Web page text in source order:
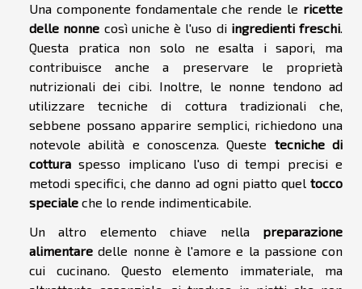
Una componente fondamentale che rende le ricette
delle nonne così uniche è l'uso di ingredienti freschi.
Questa pratica non solo ne esalta i sapori, ma
contribuisce anche a preservare le proprietà
nutrizionali dei cibi. Inoltre, le nonne tendono ad
utilizzare tecniche di cottura tradizionali che,
sebbene possano apparire semplici, richiedono una
notevole abilità e conoscenza. Queste tecniche di
cottura spesso implicano l'uso di tempi precisi e
metodi specifici, che danno ad ogni piatto quel tocco
speciale che lo rende indimenticabile.
Un altro elemento chiave nella preparazione
alimentare delle nonne è l'amore e la passione con
cui cucinano. Questo elemento immateriale, ma